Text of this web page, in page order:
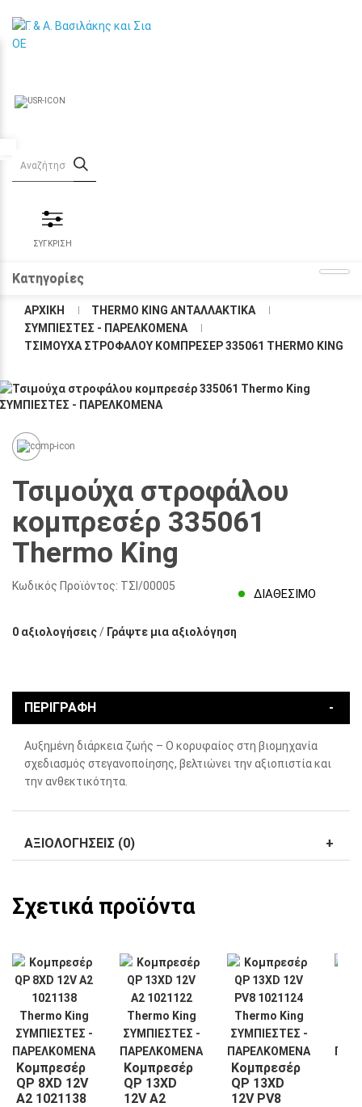
ΣΥΓΚΡΙΣΗ
Κατηγορίες
ΑΡΧΙΚΉ
THERMO KING ΑΝΤΑΛΛΑΚΤΙΚΑ
ΣΥΜΠΙΕΣΤΕΣ - ΠΑΡΕΛΚΟΜΕΝΑ
ΤΣΙΜΟΎΧΑ ΣΤΡΟΦΆΛΟΥ ΚΟΜΠΡΕΣΈΡ 335061 THERMO KING
Τσιμούχα στροφάλου
κομπρεσέρ 335061
Thermo King
Κωδικός Προϊόντος: ΤΣΙ/00005
ΔΙΑΘΈΣΙΜΟ
0 αξιολογήσεις/ Γράψτε μια αξιολόγηση
ΠΕΡΙΓΡΑΦΉ
Αυξημένη διάρκεια ζωής – Ο κορυφαίος στη βιομηχανία
σχεδιασμός στεγανοποίησης, βελτιώνει την αξιοπιστία και
την ανθεκτικότητα.
ΑΞΙΟΛΟΓΉΣΕΙΣ (0)
Σχετικά προϊόντα
Κομπρεσέρ
QP 8XD 12V
A2 1021138
Κομπρεσέρ
QP 13XD
12V A2
Κομπρεσέρ
QP 13XD
12V PV8